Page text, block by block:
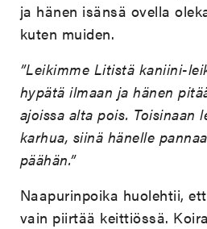
ja hänen isänsä ovella
kuten muiden.
”Leikimme Litistä kaniini-
hypätä ilmaan ja hänen
ajoissa alta pois. Toisinaan
karhua, siinä hänelle
päähän.”
Naapurinpoika huolehtii,
vain piirtää keittiössä.